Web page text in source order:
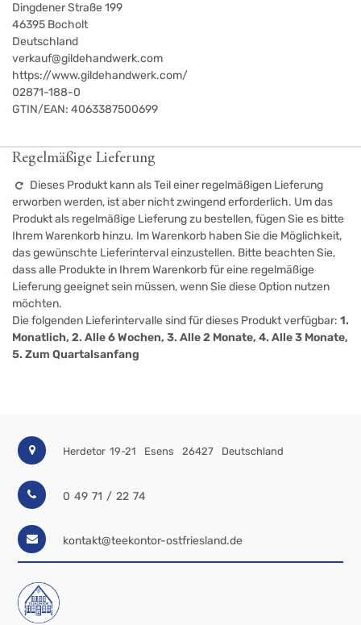
Dingdener Straße 199
46395 Bocholt
Deutschland
verkauf@gildehandwerk.com
https://www.gildehandwerk.com/
02871-188-0
GTIN/EAN: 4063387500699
Regelmäßige Lieferung
Dieses Produkt kann als Teil einer regelmäßigen Lieferung
erworben werden, ist aber nicht zwingend erforderlich. Um das
Produkt als regelmäßige Lieferung zu bestellen, fügen Sie es bitte
Ihrem Warenkorb hinzu. Im Warenkorb haben Sie die Möglichkeit,
das gewünschte Lieferinterval einzustellen. Bitte beachten Sie,
dass alle Produkte in Ihrem Warenkorb für eine regelmäßige
Lieferung geeignet sein müssen, wenn Sie diese Option nutzen
möchten.
Die folgenden Lieferintervalle sind für dieses Produkt verfügbar: 1.
Monatlich, 2. Alle 6 Wochen, 3. Alle 2 Monate, 4. Alle 3 Monate,
5. Zum Quartalsanfang
Herdetor 19-21 Esens 26427 Deutschland
0 49 71 / 22 74
kontakt@teekontor-ostfriesland.de